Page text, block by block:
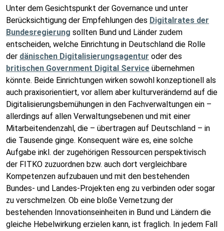
Unter dem Gesichtspunkt der Governance und unter
Berücksichtigung der Empfehlungen des Digitalrates der
Bundesregierung sollten Bund und Länder zudem
entscheiden, welche Einrichtung in Deutschland die Rolle
der dänischen Digitalisierungsagentur oder des
britischen Government Digital Service übernehmen
könnte. Beide Einrichtungen wirken sowohl konzeptionell als
auch praxisorientiert, vor allem aber kulturverändernd auf die
Digitalisierungsbemühungen in den Fachverwaltungen ein –
allerdings auf allen Verwaltungsebenen und mit einer
Mitarbeitendenzahl, die – übertragen auf Deutschland – in
die Tausende ginge. Konsequent wäre es, eine solche
Aufgabe inkl. der zugehörigen Ressourcen perspektivisch
der FITKO zuzuordnen bzw. auch dort vergleichbare
Kompetenzen aufzubauen und mit den bestehenden
Bundes- und Landes-Projekten eng zu verbinden oder sogar
zu verschmelzen. Ob eine bloße Vernetzung der
bestehenden Innovationseinheiten in Bund und Ländern die
gleiche Hebelwirkung erzielen kann, ist fraglich. In jedem Fall